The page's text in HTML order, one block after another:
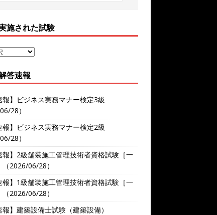
施された試験
答速報
報】ビジネス実務マナー検定3級
28）
報】ビジネス実務マナー検定2級
28）
報】2級舗装施工管理技術者資格試験［一
2026/06/28）
報】1級舗装施工管理技術者資格試験［一
2026/06/28）
報】建築設備士試験（建築設備）